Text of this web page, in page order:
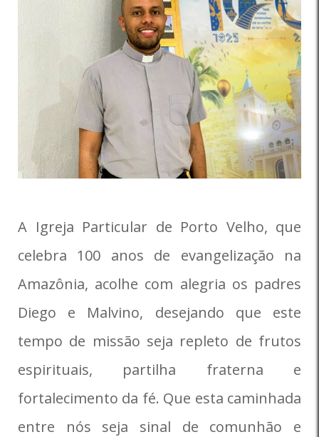
A Igreja Particular de Porto Velho, que
celebra 100 anos de evangelização na
Amazônia, acolhe com alegria os padres
Diego e Malvino, desejando que este
tempo de missão seja repleto de frutos
espirituais, partilha fraterna e
fortalecimento da fé. Que esta caminhada
entre nós seja sinal de comunhão e